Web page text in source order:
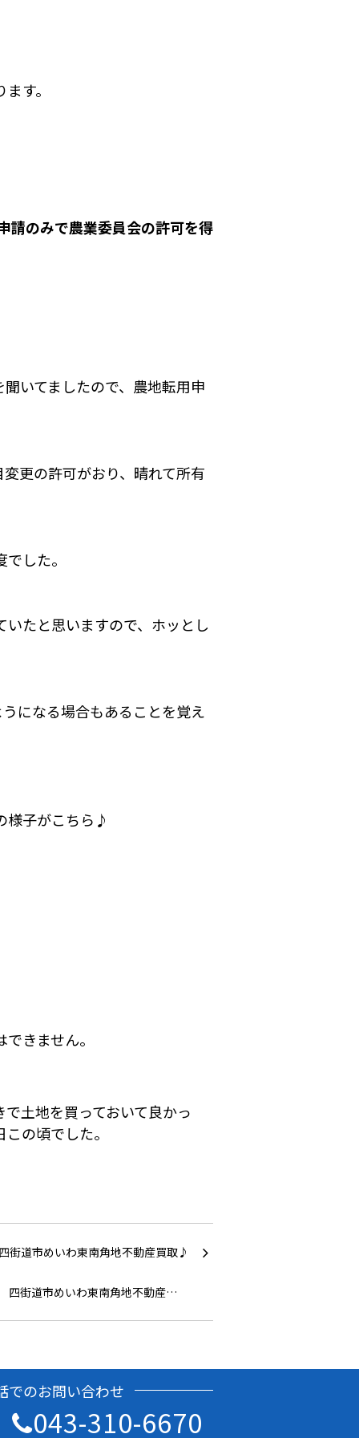
す。
請のみで農業委員会の許可を得
いてましたので、農地転用申
更の許可がおり、晴れて所有
した。
たと思いますので、ホッとし
になる場合もあることを覚え
様子がこちら♪
きません。
土地を買っておいて良かっ
の頃でした。
四街道市めいわ東南角地不動産…
でのお問い合わせ
043-310-6670